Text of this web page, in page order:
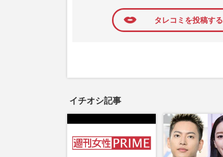
タレコミを投稿する
イチオシ記事